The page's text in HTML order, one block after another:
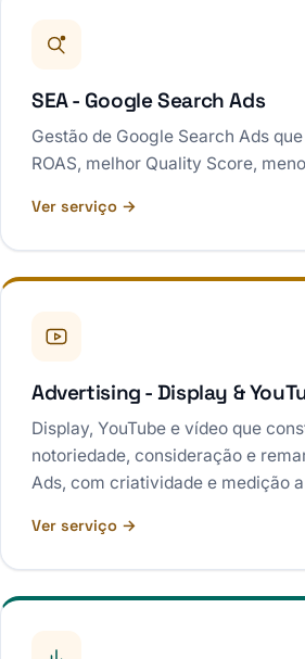
SEA - Google Search Ads
Gestão de Google Search Ads
ROAS, melhor Quality Score,
Ver serviço →
Advertising - Display &
Display, YouTube e vídeo que
notoriedade, consideração e
Ads, com criatividade e medição
Ver serviço →